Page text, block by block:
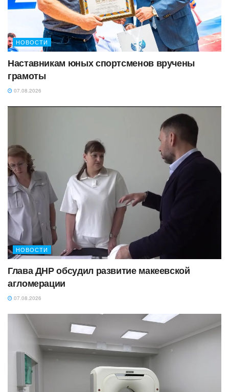
НОВОСТИ
Наставникам юных спортсменов вручены
грамоты
07.08.2026
НОВОСТИ
Глава ДНР обсудил развитие макеевской
агломерации
07.08.2026